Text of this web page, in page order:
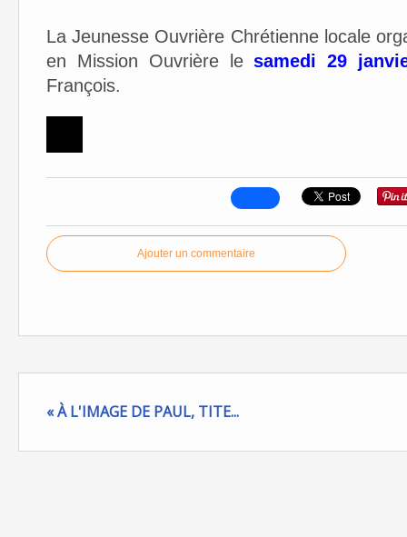
La Jeunesse Ouvrière Chrétienne locale
en Mission Ouvrière lesamedi 29
François.
Ajouter un commentaire
« À L'IMAGE DE PAUL, TITE...